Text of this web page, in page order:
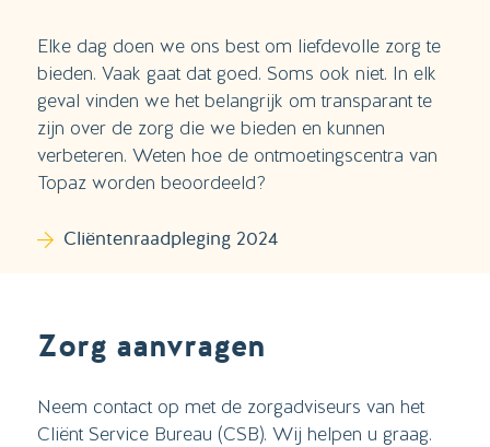
Elke dag doen we ons best om liefdevolle zorg te
bieden. Vaak gaat dat goed. Soms ook niet. In elk
geval vinden we het belangrijk om transparant te
zijn over de zorg die we bieden en kunnen
verbeteren. Weten hoe de ontmoetingscentra van
Topaz worden beoordeeld?
Cliëntenraadpleging 2024
Zorg aanvragen
Neem contact op met de zorgadviseurs van het
Cliënt Service Bureau (CSB). Wij helpen u graag.